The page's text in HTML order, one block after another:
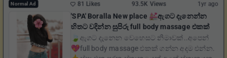
Normal Ad 81 Likes 93.5K Views 1yr ago
'SPA' Boralla New place 💒ඇගට දැනෙන්න
හිතට වදින්න සුපිරු full body massage එකක්
🍃ඇගට දැනෙන වෙහෙසට නිමාවක්..අපෙන්
💖full body massage එකක් ගන්න අදම එන්න.